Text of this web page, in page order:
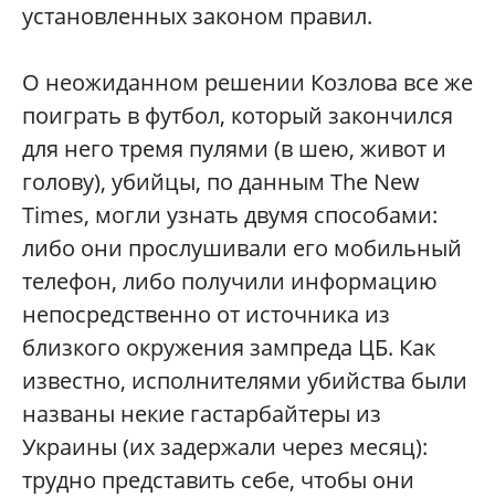
установленных законом правил.
О неожиданном решении Козлова все же
поиграть в футбол, который закончился
для него тремя пулями (в шею, живот и
голову), убийцы, по данным The New
Times, могли узнать двумя способами:
либо они прослушивали его мобильный
телефон, либо получили информацию
непосредственно от источника из
близкого окружения зампреда ЦБ. Как
известно, исполнителями убийства были
названы некие гастарбайтеры из
Украины (их задержали через месяц):
трудно представить себе, чтобы они